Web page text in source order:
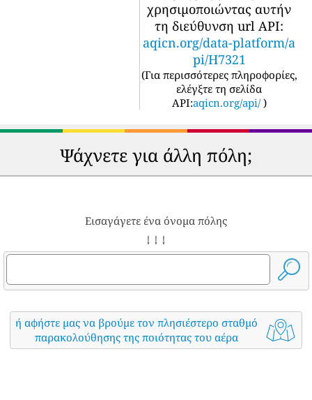
χρησιμοποιώντας αυτήν
τη διεύθυνση url API:
aqicn.org/data-platform/a
pi/H7321
(Για περισσότερες πληροφορίες,
ελέγξτε τη σελίδα
API:aqicn.org/api/ )
Ψάχνετε για άλλη πόλη;
Εισαγάγετε ένα όνομα πόλης
↓ ↓ ↓
ή αφήστε μας να βρούμε τον πλησιέστερο σταθμό
παρακολούθησης της ποιότητας του αέρα